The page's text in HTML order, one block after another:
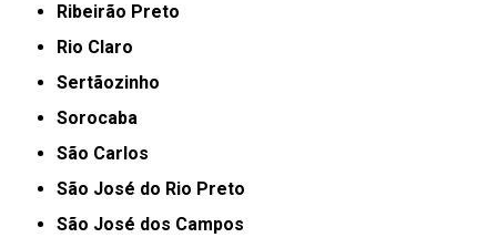
Ribeirão Preto
Rio Claro
Sertãozinho
Sorocaba
São Carlos
São José do Rio Preto
São José dos Campos